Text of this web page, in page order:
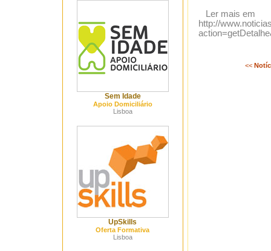
Sem Idade
Apoio Domiciliário
Lisboa
UpSkills
Oferta Formativa
Lisboa
Ler mais em
http://
<<